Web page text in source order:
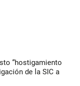
“hostigamiento
de la SIC a